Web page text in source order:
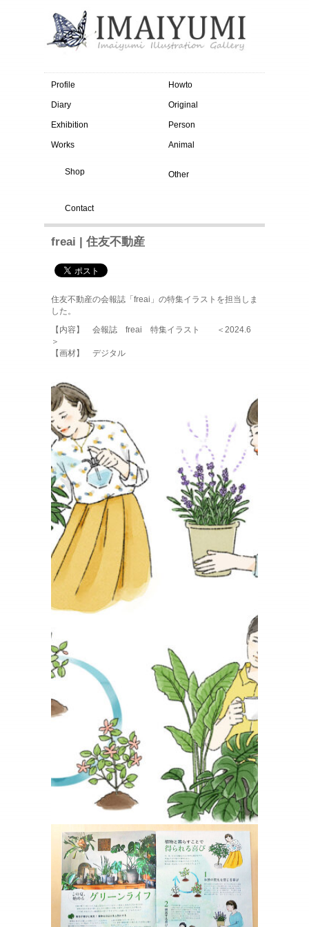
Profile
Diary
Exhibition
Works
Howto
Original
Person
Animal
Other
Shop
Contact
freai | 住友不動産
住友不動産の会報誌「freai」の特集イラストを担当しま
した。
【内容】 会報誌 freai 特集イラスト ＜2024.6
＞
【画材】 デジタル